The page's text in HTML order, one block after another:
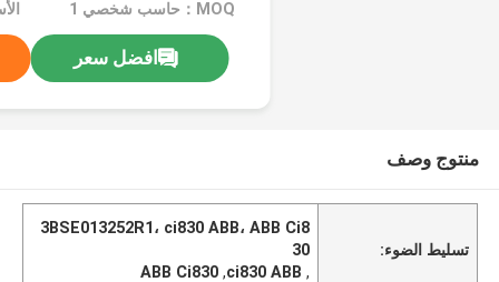
MOQ：حاسب شخصي 1
افضل سعر
منتوج وصف
تسليط الضوء:
3BSE013252R1، ci830 ABB، ABB Ci8
30
,
ci830 ABB
,
ABB Ci830